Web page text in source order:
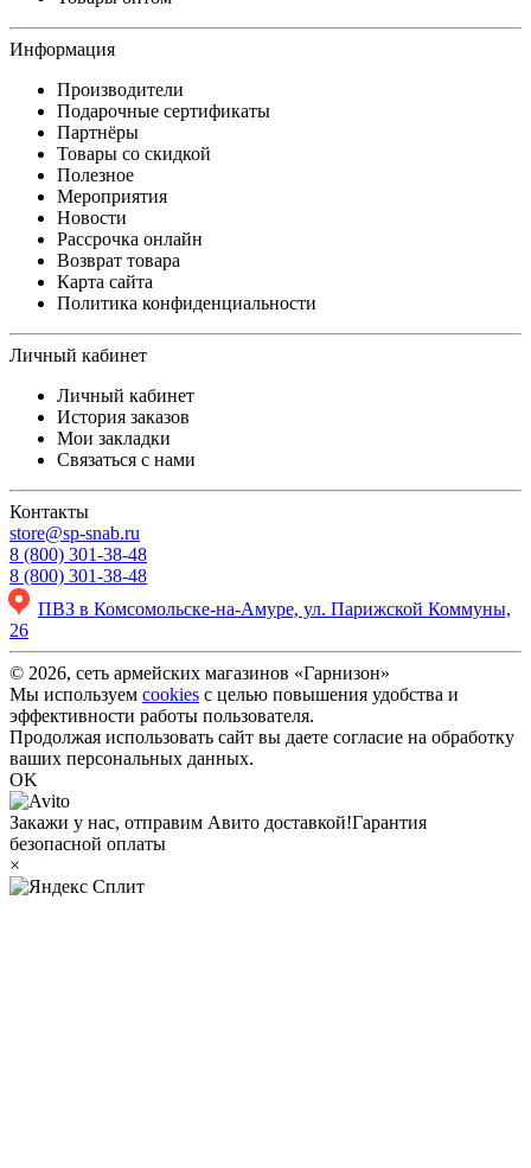
Информация
Производители
Подарочные сертификаты
Партнёры
Товары со скидкой
Полезное
Мероприятия
Новости
Рассрочка онлайн
Возврат товара
Карта сайта
Политика конфиденциальности
Личный кабинет
Личный кабинет
История заказов
Мои закладки
Связаться с нами
Контакты
store@sp-snab.ru
8 (800) 301-38-48
8 (800) 301-38-48
ПВЗ в Комсомольске-на-Амуре, ул. Парижской Коммуны,
26
© 2026, сеть армейских магазинов «Гарнизон»
Мы используем cookies с целью повышения удобства и
эффективности работы пользователя.
Продолжая использовать сайт вы даете согласие на обработку
ваших персональных данных.
OK
Закажи у нас, отправим Авито доставкой!Гарантия
безопасной оплаты
×